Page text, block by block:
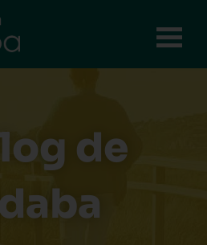
de